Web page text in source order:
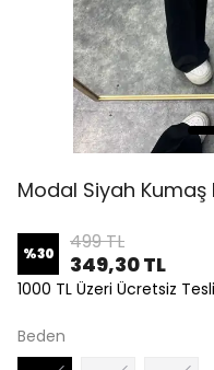
Modal Siyah Kumaş
%30 499 TL
349,30 TL
1000 TL Üzeri Ücretsiz
Beden